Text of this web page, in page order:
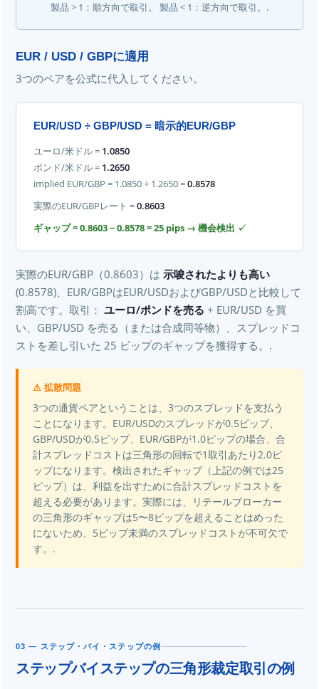
製品 > 1：順方向で取引。 製品 < 1：逆方向で取引。.
EUR / USD / GBPに適用
3つのペアを公式に代入してください。
EUR/USD ÷ GBP/USD = 暗示的EUR/GBP
ユーロ/米ドル = 1.0850
ポンド/米ドル = 1.2650
implied EUR/GBP = 1.0850 ÷ 1.2650 =0.8578
実際のEUR/GBPレート =0.8603
ギャップ = 0.8603 − 0.8578 = 25 pips → 機会検出 ✓
実際のEUR/GBP（0.8603）は 示唆されたよりも高い
(0.8578)、EUR/GBPはEUR/USDおよびGBP/USDと比較して
割高です。取引： ユーロ/ポンドを売る + EUR/USD を買
い、GBP/USD を売る（または合成同等物）、スプレッドコ
ストを差し引いた 25 ピップのギャップを獲得する。.
⚠ 拡散問題
3つの通貨ペアということは、3つのスプレッドを支払う
ことになります。EUR/USDのスプレッドが0.5ピップ、
GBP/USDが0.5ピップ、EUR/GBPが1.0ピップの場合、合
計スプレッドコストは三角形の回転で1取引あたり2.0ピ
ップになります。検出されたギャップ（上記の例では25
ピップ）は、利益を出すために合計スプレッドコストを
超える必要があります。実際には、リテールブローカー
の三角形のギャップは5〜8ピップを超えることはめった
にないため、5ピップ未満のスプレッドコストが不可欠で
す。.
03 — ステップ・バイ・ステップの例
ステップバイステップの三角形裁定取引の例